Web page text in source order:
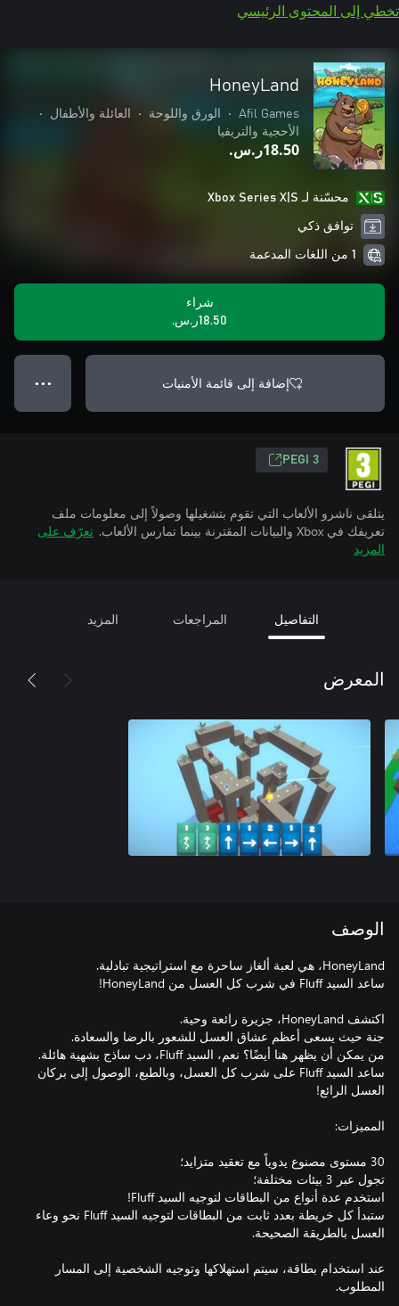
تخطي إلى المحتوى الرئيسي
HoneyLand
Afil Games
• الورق واللوحة • العائلة والأطفال
•
الأحجية والتريفيا
‪ر.س.‏‎18.50‬
محسّنة لـ Xbox Series X|S
توافق ذكي
1 من اللغات المدعمة
شراء
‪ر.س.‏‎18.50‬
إضافة إلى قائمة الأمنيات ● ● ●
PEGI 3
يتلقى ناشرو الألعاب التي تقوم بتشغيلها وصولاً إلى معلومات ملف
تعريفك في Xbox والبيانات المقترنة بينما تمارس الألعاب.
تعرّف على
المزيد
التفاصيل المراجعات المزيد
المعرض
الوصف
ساعد السيد Fluff على شرب كل العسل، وبالطبع، الوصول إلى بركان
ستبدأ كل خريطة بعدد ثابت من البطاقات لتوجيه السيد Fluff نحو وعاء
عند استخدام بطاقة، سيتم استهلاكها وتوجيه الشخصية إلى المسار